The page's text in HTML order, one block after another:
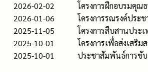
2026-02-02
โครงการฝึกอบรมคุณ
2026-01-06
โครงการรณรงค์ปร
2025-11-05
โครงการสืบสานประ
2025-10-01
โครงการเพื่อส่งเสริ
2025-10-01
ประชาสัมพันธ์การขั